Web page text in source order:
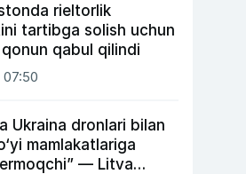
rieltorlik
tartibga solish uchun
qabul qilindi
07:50
Ukraina dronlari bilan
mamlakatlariga
— Litva